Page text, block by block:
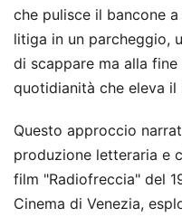
che pulisce il bancone
litiga in un parcheggio,
di scappare ma alla
quotidianità che eleva
Questo approccio
produzione letteraria e
film "Radiofreccia" del
Cinema di Venezia,